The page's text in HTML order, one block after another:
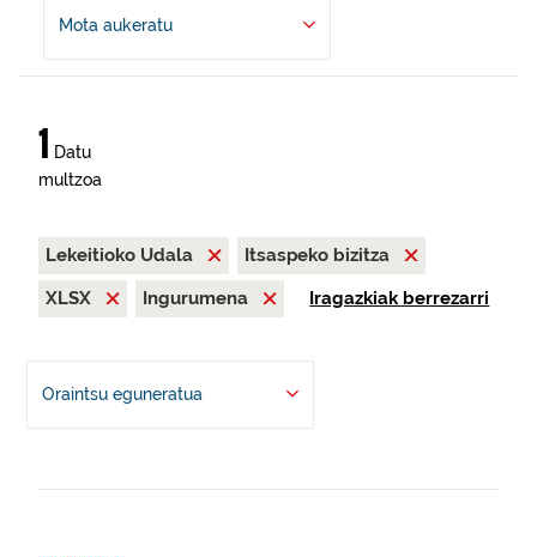
Mota aukeratu
1 Datu
multzoa
Lekeitioko Udala
Itsaspeko bizitza
XLSX
Ingurumena Iragazkiak berrezarri
Oraintsu eguneratua